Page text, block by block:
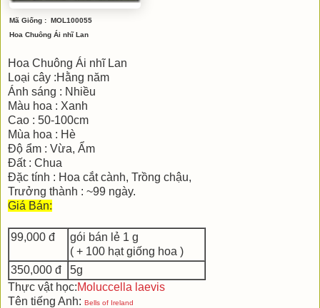
Mã Giống : MOL100055
Hoa Chuông Ái nhĩ Lan
Hoa Chuông Ái nhĩ Lan
Loại cây :Hằng năm
Ánh sáng : Nhiều
Màu hoa : Xanh
Cao : 50-100cm
Mùa hoa : Hè
Độ ẩm : Vừa, Ẩm
Đất : Chua
Đặc tính : Hoa cắt cành, Trồng chậu,
Trưởng thành : ~99 ngày.
Giá Bán:
99,000 đ
gói bán lẻ 1 g
( + 100 hạt giống hoa )
350,000 đ
5g
Thực vật học:Moluccella laevis
Tên tiếng Anh: Bells of Ireland